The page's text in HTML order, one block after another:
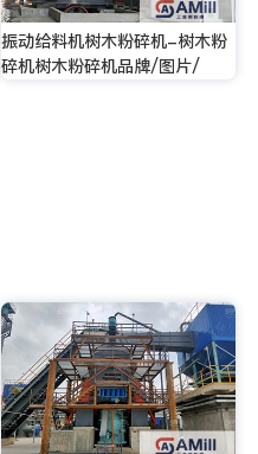
振动给料机树木粉碎机-树木粉
碎机树木粉碎机品牌/图片/